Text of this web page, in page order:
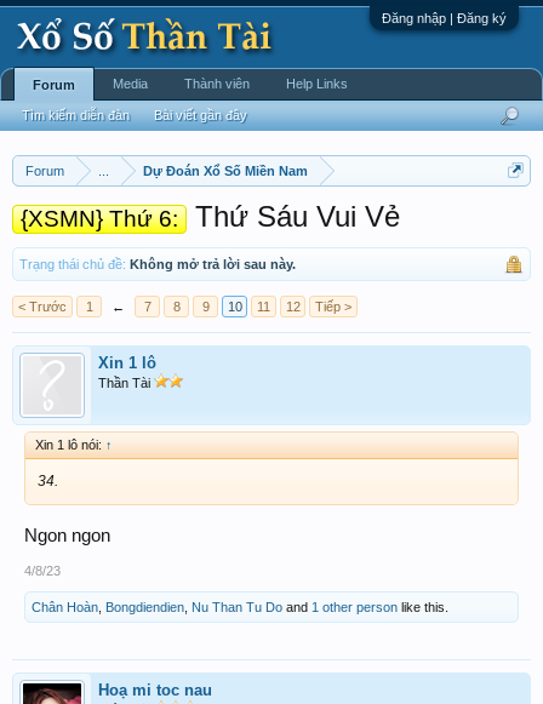
Đăng nhập | Đăng ký
Forum Dự Đoán Xổ Số Miền Nam
{XSMN} Thứ 6: Thứ Sáu Vui Vẻ
Trạng thái chủ đề: Không mở trả lời sau này.
< Trước 1 ← 7 8 9 10 11 12 Tiếp >
Xin 1 lô
Thần Tài
Xin 1 lô nói: ↑
34.
Ngon ngon
4/8/23
Chân Hoàn Bongdiendien Nu Than Tu Do and 1 other person like this.
Hoạ mi toc nau
Forum
Tìm kiếm diễn đàn Bài viết gần đây
Media Thành viên Help Links